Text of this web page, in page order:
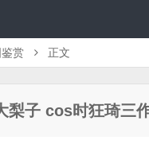
赏 正文
梨子 cos时狂琦三